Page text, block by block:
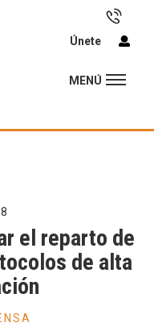
Únete
MENÚ
el reparto de
de alta